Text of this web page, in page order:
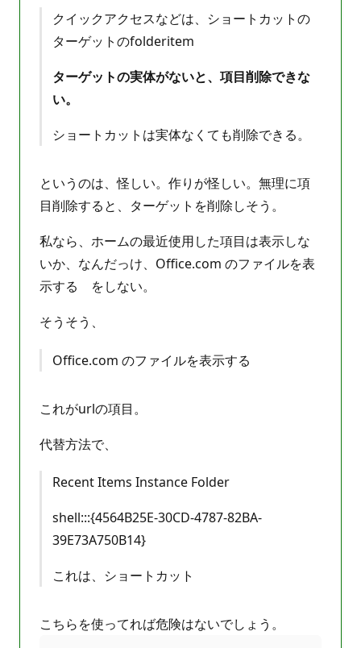
クイックアクセスなどは、ショートカットの
ターゲットのfolderitem
ターゲットの実体がないと、項目削除できな
い。
ショートカットは実体なくても削除できる。
というのは、怪しい。作りが怪しい。無理に項
目削除すると、ターゲットを削除しそう。
私なら、ホームの最近使用した項目は表示しな
いか、なんだっけ、Office.com のファイルを表
示する をしない。
そうそう、
Office.com のファイルを表示する
これがurlの項目。
代替方法で、
Recent Items Instance Folder
shell:::{4564B25E-30CD-4787-82BA-
39E73A750B14}
これは、ショートカット
こちらを使ってれば危険はないでしょう。